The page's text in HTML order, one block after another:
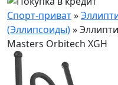
Спорт-приват»
(Эллипсоиды)»
Masters Orbitech XGH